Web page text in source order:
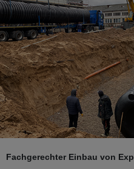
Fachgerechter Einbau von